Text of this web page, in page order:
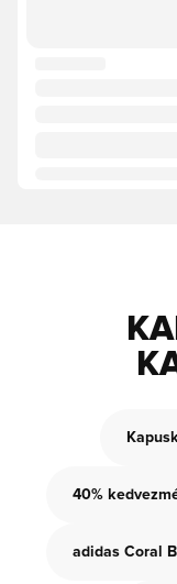
40%
adidas Coral